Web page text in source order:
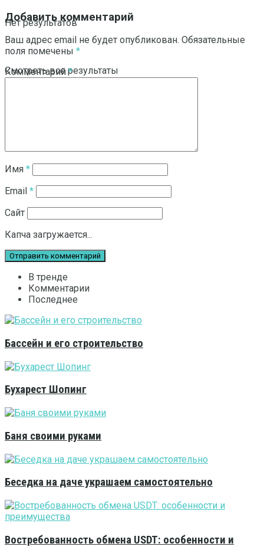
Нет результатов
Смотреть все результаты
Добавить комментарий
Ваш адрес email не будет опубликован. Обязательные
поля помечены *
Комментарий*
Имя *
Email *
Сайт
Капча загружается...
В тренде
Комментарии
Последнее
Бассейн и его строительство
Бухарест Шопинг
Баня своими руками
Беседка на даче украшаем самостоятельно
Востребованность обмена USDT: особенности и